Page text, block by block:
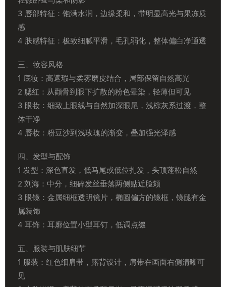
3 唇部特征：饱满水润，边缘柔和，带明显高光与果冻质
感
4 肤感特征：极致细腻平滑，毛孔弱化，整体偏白净通透
三、妆容风格
1 底妆：高遮瑕与柔雾磨皮结合，局部保留自然高光
2 腮红：从颧骨到眼下扩散的粉色晕染，轻薄但可见
3 眼妆：细致上眼线与自然加深眼尾，浅棕灰系过渡，整
体干净
4 唇妆：粉豆沙到浅玫瑰的渐变，叠加强光泽感
四、发型与配饰
1 发型：深色直发，低马尾或低位扎发，头顶蓬松自然
2 刘海：中分，细碎发丝垂落两侧贴近脸颊
3 眼镜：金属细框透明镜片，椭圆偏方的镜框，镜腿有金
属装饰
4 耳饰：耳廓位置小型耳钉，低调点缀
五、服装与肌肤细节
1 服装：红色细肩带，露背设计，肩带在画面右侧清晰可
见